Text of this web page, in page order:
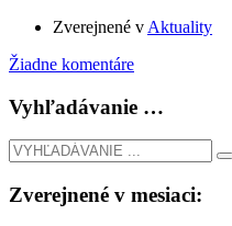
Zverejnené v Aktuality
Žiadne komentáre
Vyhľadávanie …
Zverejnené v mesiaci: